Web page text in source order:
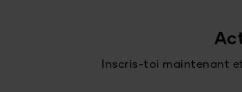
Inscris-toi maintenant